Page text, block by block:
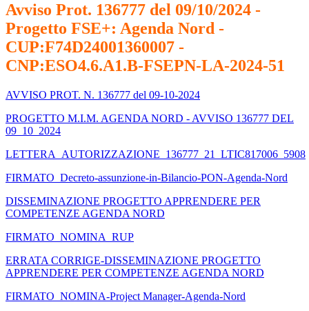
Avviso Prot. 136777 del 09/10/2024 -
Progetto FSE+: Agenda Nord -
CUP:F74D24001360007 -
CNP:ESO4.6.A1.B-FSEPN-LA-2024-51
AVVISO PROT. N. 136777 del 09-10-2024
PROGETTO M.I.M. AGENDA NORD - AVVISO 136777 DEL
09_10_2024
LETTERA_AUTORIZZAZIONE_136777_21_LTIC817006_5908
FIRMATO_Decreto-assunzione-in-Bilancio-PON-Agenda-Nord
DISSEMINAZIONE PROGETTO APPRENDERE PER
COMPETENZE AGENDA NORD
FIRMATO_NOMINA_RUP
ERRATA CORRIGE-DISSEMINAZIONE PROGETTO
APPRENDERE PER COMPETENZE AGENDA NORD
FIRMATO_NOMINA-Project Manager-Agenda-Nord